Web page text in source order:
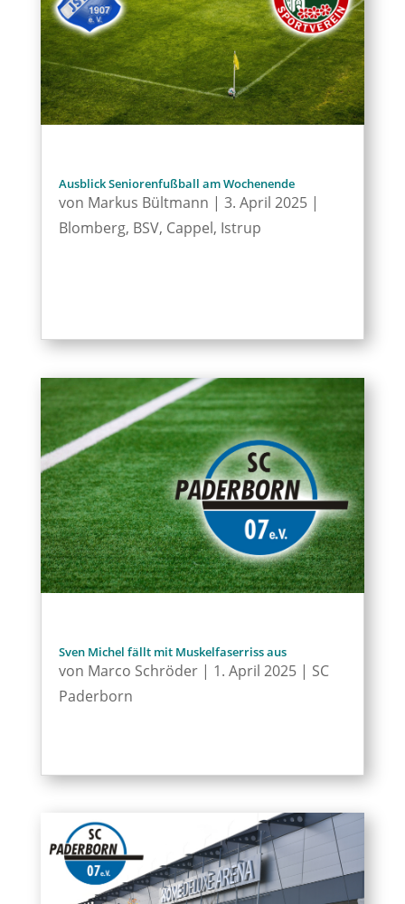
Ausblick Seniorenfußball am Wochenende
von Markus Bültmann | 3. April 2025|
Blomberg, BSV, Cappel, Istrup
Sven Michel fällt mit Muskelfaserriss aus
von Marco Schröder| 1. April 2025| SC
Paderborn